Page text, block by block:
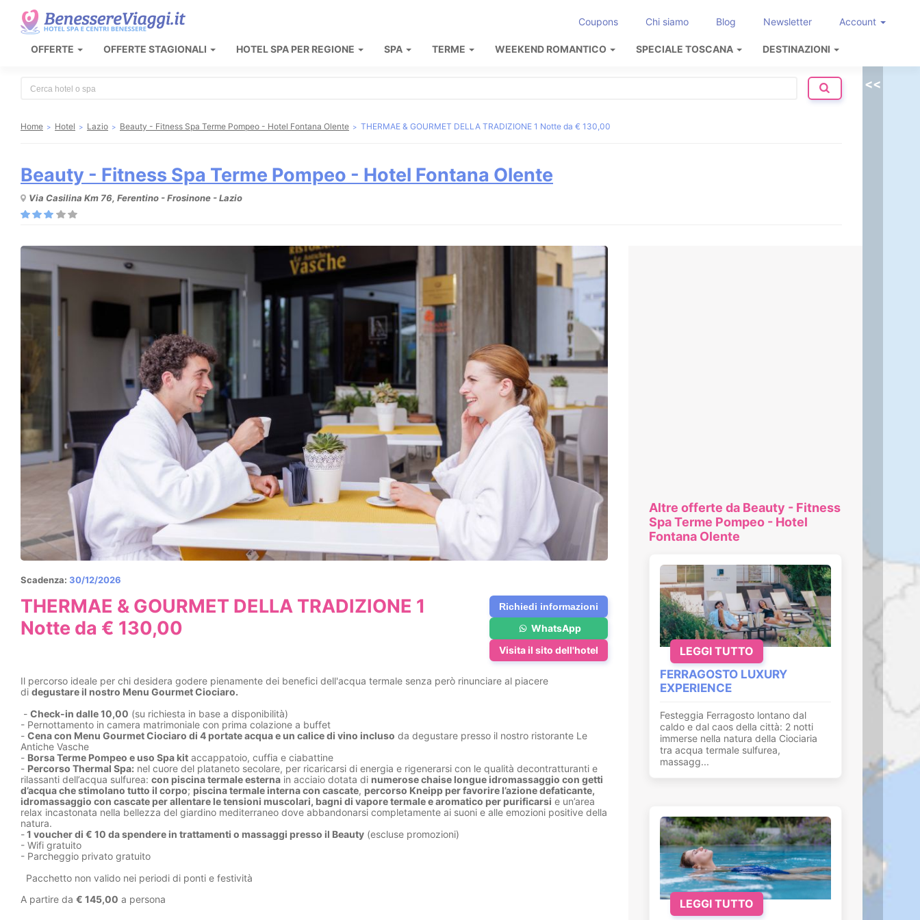
Coupons Chi siamo Blog Newsletter Account
OFFERTE OFFERTE STAGIONALI HOTEL SPA PER REGIONE SPA TERME WEEKEND ROMANTICO SPECIALE TOSCANA DESTINAZIONI
Home Hotel Lazio Beauty - Fitness Spa Terme Pompeo - Hotel Fontana Olente THERMAE & GOURMET DELLA TRADIZIONE 1 Notte da € 130,00
Beauty - Fitness Spa Terme Pompeo - Hotel Fontana Olente
Via Casilina Km 76, Ferentino - Frosinone - Lazio
Scadenza: 30/12/2026
THERMAE & GOURMET DELLA TRADIZIONE 1
Notte da € 130,00
Richiedi informazioni
WhatsApp
Visita il sito dell'hotel
Il percorso ideale per chi desidera godere pienamente dei benefici dell'acqua termale senza però rinunciare al piacere
di degustare il nostro Menu Gourmet Ciociaro.
- Check-in dalle 10,00 (su richiesta in base a disponibilità)
- Pernottamento in camera matrimoniale con prima colazione a buffet
- Cena con Menu Gourmet Ciociaro di 4 portate acqua e un calice di vino incluso da degustare presso il nostro ristorante Le
Antiche Vasche
- Borsa Terme Pompeo e uso Spa kit accappatoio, cuffia e ciabattine
- Percorso Thermal Spa: nel cuore del plataneto secolare, per ricaricarsi di energia e rigenerarsi con le qualità decontratturanti e
rilassanti dell’acqua sulfurea: con piscina termale esterna in acciaio dotata di numerose chaise longue idromassaggio con getti
d’acqua che stimolano tutto il corpo; piscina termale interna con cascate, percorso Kneipp per favorire l’azione defaticante,
idromassaggio con cascate per allentare le tensioni muscolari, bagni di vapore termale e aromatico per purificarsi e un’area
relax incastonata nella bellezza del giardino mediterraneo dove abbandonarsi completamente ai suoni e alle emozioni positive della
natura.
-1 voucher di € 10 da spendere in trattamenti o massaggi presso il Beauty (escluse promozioni)
- Wifi gratuito
- Parcheggio privato gratuito
Pacchetto non valido nei periodi di ponti e festività
A partire da € 145,00 a persona
Altre offerte da Beauty - Fitness
Spa Terme Pompeo - Hotel
Fontana Olente
FERRAGOSTO LUXURY
EXPERIENCE
Festeggia Ferragosto lontano dal
caldo e dal caos della città: 2 notti
immerse nella natura della Ciociaria
tra acqua termale sulfurea,
massagg...
LEGGI TUTTO
LEGGI TUTTO
<<